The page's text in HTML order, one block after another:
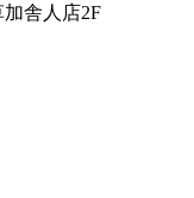
舎人店2F